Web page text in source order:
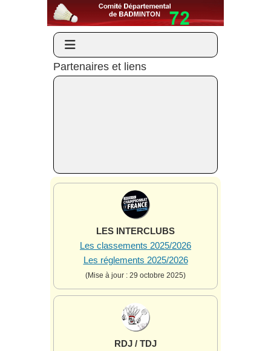
Partenaires et liens
LES INTERCLUBS
Les classements 2025/2026
Les réglements 2025/2026
(Mise à jour : 29 octobre 2025)
RDJ / TDJ